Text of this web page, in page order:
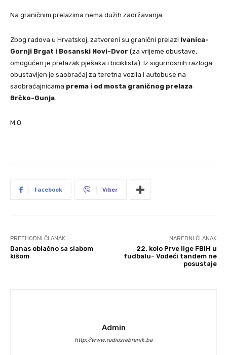
Na graničnim prelazima nema dužih zadržavanja.
Zbog radova u Hrvatskoj, zatvoreni su granični prelazi Ivanica-
Gornji Brgat i Bosanski Novi-Dvor (za vrijeme obustave,
omogućen je prelazak pješaka i biciklista). Iz sigurnosnih razloga
obustavljen je saobraćaj za teretna vozila i autobuse na
saobraćajnicama prema i od mosta graničnog prelaza
Brčko-Gunja.
M.O.
Facebook Viber
PRETHODNI ČLANAK
Danas oblačno sa slabom
kišom
NAREDNI ČLANAK
22. kolo Prve lige FBiH u
fudbalu- Vodeći tandem ne
posustaje
Admin
http://www.radiosrebrenik.ba